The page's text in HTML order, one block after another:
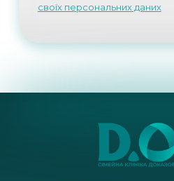
своїх персональних даних